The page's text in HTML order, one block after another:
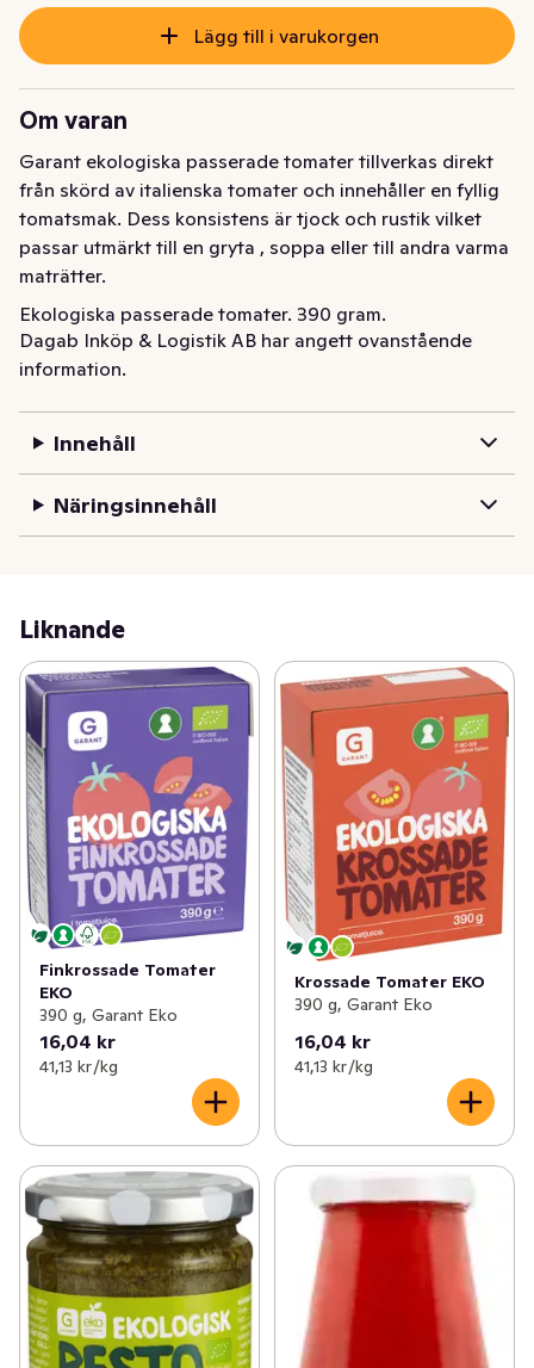
Lägg till i varukorgen
Om varan
Garant ekologiska passerade tomater tillverkas direkt
från skörd av italienska tomater och innehåller en fyllig
tomatsmak. Dess konsistens är tjock och rustik vilket
passar utmärkt till en gryta , soppa eller till andra varma
maträtter.
Ekologiska passerade tomater. 390 gram.
Dagab Inköp & Logistik AB har angett ovanstående
information.
Innehåll
Näringsinnehåll
Liknande
Finkrossade Tomater
EKO
390 g, Garant Eko
16,04 kr
41,13 kr /kg
Krossade Tomater EKO
390 g, Garant Eko
16,04 kr
41,13 kr /kg